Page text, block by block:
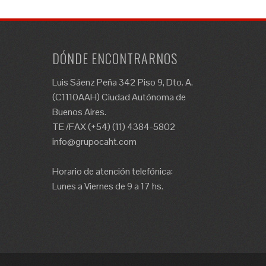
DÓNDE ENCONTRARNOS
Luis Sáenz Peña 342 Piso 9, Dto. A.
(C1110AAH) Ciudad Autónoma de
Buenos Aires.
TE /FAX (+54) (11) 4384-5802
info@grupocaht.com
Horario de atención telefónica:
Lunes a Viernes de 9 a 17 hs.